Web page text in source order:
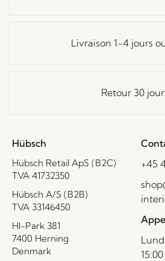
Livraison 1-4 jours
Retour 30
Hübsch
Hübsch Retail ApS (B2C)
TVA 41732350
Hübsch A/S (B2B)
TVA 33146450
HI-Park 381
7400 Herning
Denmark
+45
15:00